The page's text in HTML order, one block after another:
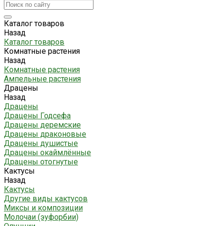
Каталог товаров
Назад
Каталог товаров
Комнатные растения
Назад
Комнатные растения
Ампельные растения
Драцены
Назад
Драцены
Драцены Годсефа
Драцены деремские
Драцены драконовые
Драцены душистые
Драцены окаймлённые
Драцены отогнутые
Кактусы
Назад
Кактусы
Другие виды кактусов
Миксы и композиции
Молочаи (эуфорбии)